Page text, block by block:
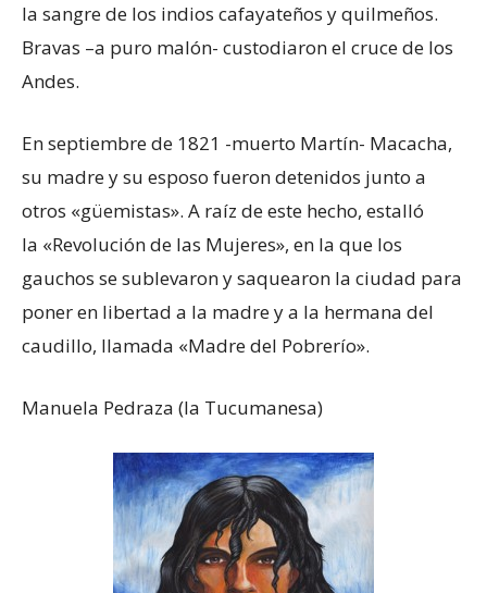
la sangre de los indios cafayateños y quilmeños.
Bravas –a puro malón- custodiaron el cruce de los
Andes.
En septiembre de 1821 -muerto Martín- Macacha,
su madre y su esposo fueron detenidos junto a
otros «güemistas». A raíz de este hecho, estalló
la «Revolución de las Mujeres», en la que los
gauchos se sublevaron y saquearon la ciudad para
poner en libertad a la madre y a la hermana del
caudillo, llamada «Madre del Pobrerío».
Manuela Pedraza (la Tucumanesa)